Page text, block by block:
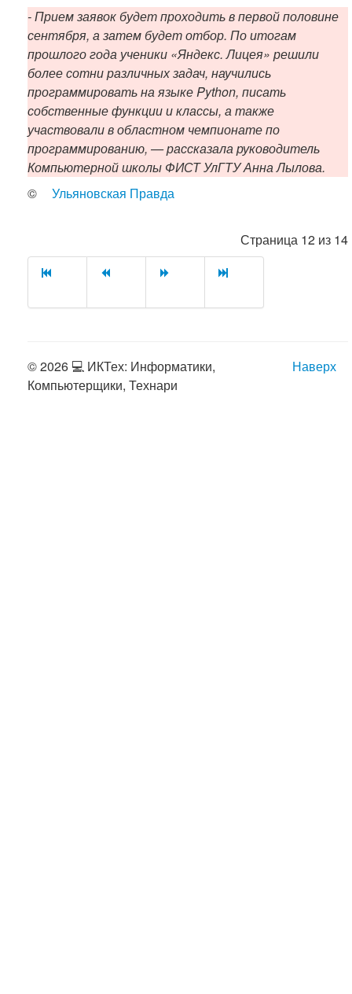
- Прием заявок будет проходить в первой половине
сентября, а затем будет отбор. По итогам
прошлого года ученики «Яндекс. Лицея» решили
более сотни различных задач, научились
программировать на языке Python, писать
собственные функции и классы, а также
участвовали в областном чемпионате по
программированию, — рассказала руководитель
Компьютерной школы ФИСТ УлГТУ Анна Лылова.
©
Ульяновская Правда
Страница 12 из 14
Наверх
© 2026 💻 ИКТех: Информатики,
Компьютерщики, Технари